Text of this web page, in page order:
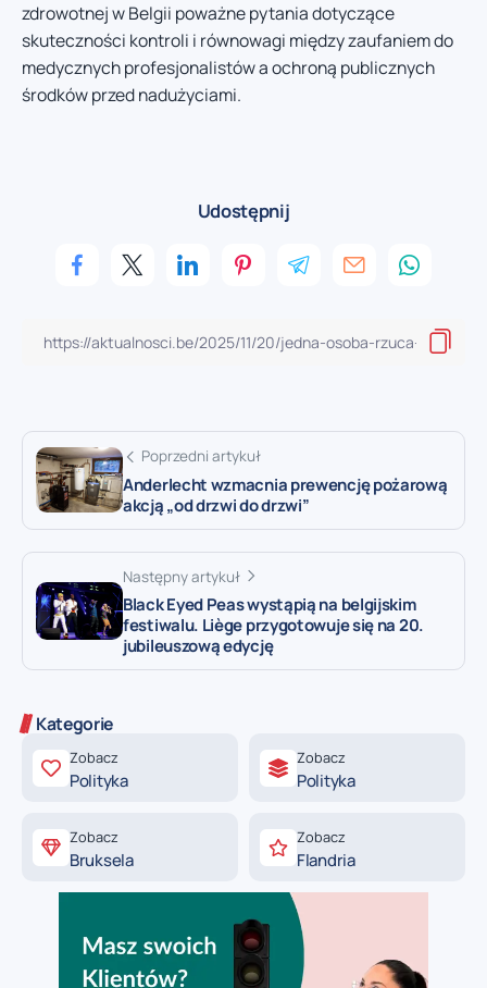
zdrowotnej w Belgii poważne pytania dotyczące
skuteczności kontroli i równowagi między zaufaniem do
medycznych profesjonalistów a ochroną publicznych
środków przed nadużyciami.
Udostępnij
Poprzedni artykuł
Anderlecht wzmacnia prewencję pożarową
akcją „od drzwi do drzwi”
Następny artykuł
Black Eyed Peas wystąpią na belgijskim
festiwalu. Liège przygotowuje się na 20.
jubileuszową edycję
Kategorie
Zobacz
Polityka
Zobacz
Polityka
Zobacz
Bruksela
Zobacz
Flandria